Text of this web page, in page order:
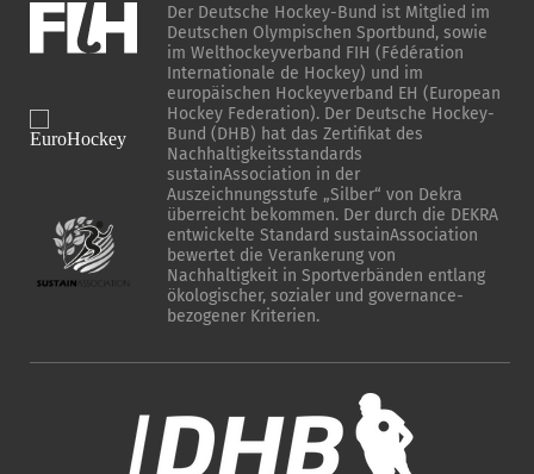
Der Deutsche Hockey-Bund ist Mitglied im
Deutschen Olympischen Sportbund, sowie
im Welthockeyverband FIH (Fédération
Internationale de Hockey) und im
europäischen Hockeyverband EH (European
Hockey Federation). Der Deutsche Hockey-
Bund (DHB) hat das Zertifikat des
Nachhaltigkeitsstandards
sustainAssociation in der
Auszeichnungsstufe „Silber“ von Dekra
überreicht bekommen. Der durch die DEKRA
entwickelte Standard sustainAssociation
bewertet die Verankerung von
Nachhaltigkeit in Sportverbänden entlang
ökologischer, sozialer und governance-
bezogener Kriterien.